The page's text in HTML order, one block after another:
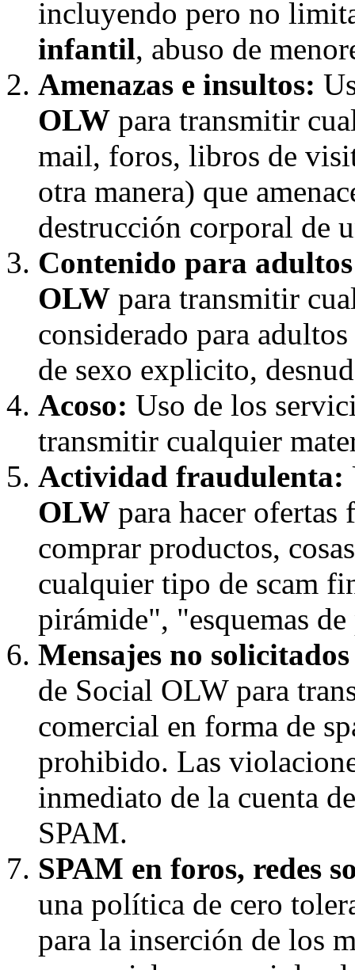
incluyendo pero no
infantil, abuso de
Amenazas e insultos:
OLW para transmitir
mail, foros, libros de
otra manera) que
destrucción corporal de
Contenido para
OLW para transmitir
considerado para
de sexo explicito,
Acoso: Uso de los
transmitir cualquier
Actividad fraudulenta:
OLW para hacer ofertas
comprar productos,
cualquier tipo de scam
pirámide", "esquemas
Mensajes no
de Social OLW para
comercial en forma de
prohibido. Las
inmediato de la cuenta
SPAM.
SPAM en foros, redes
una política de cero
para la inserción de los